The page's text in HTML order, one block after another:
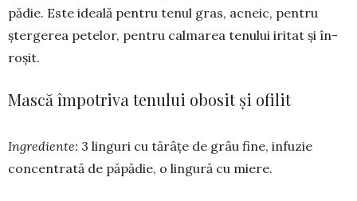
pădie. Este ideală pentru tenul gras, acneic, pentru
ștergerea petelor, pentru calmarea tenului iritat și în­
roșit.
Mască împotriva tenului obosit și ofilit
Ingrediente: 3 linguri cu tărâțe de grâu fine, infuzie
concentrată de pă­pădie, o lingură cu miere.